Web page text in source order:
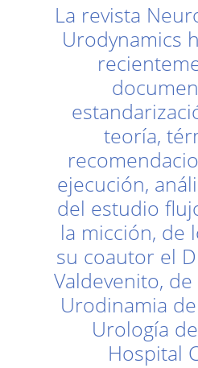
La revista
Urodynamics
teoría,
ejecución,
del estudio
la micción, de
su coautor el
Valdevenito,
Urodinamia
Urología
Hospital